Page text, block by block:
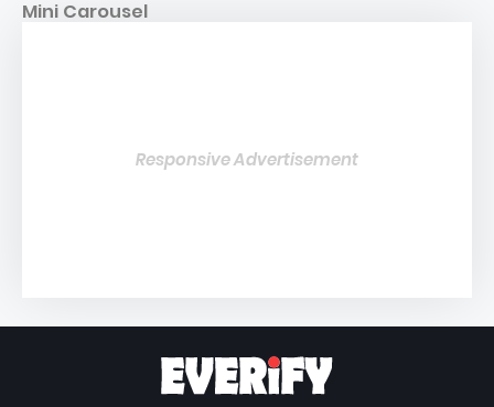
Mini Carousel
Responsive Advertisement